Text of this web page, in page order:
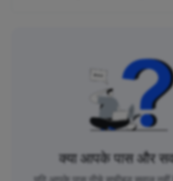
क्या आपके पास और